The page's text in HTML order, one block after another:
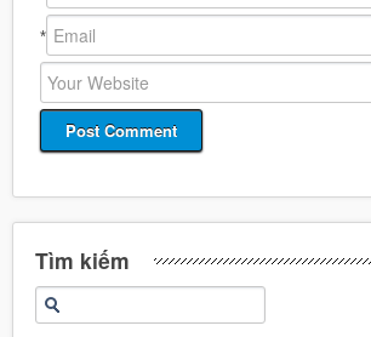
*
Tìm kiếm